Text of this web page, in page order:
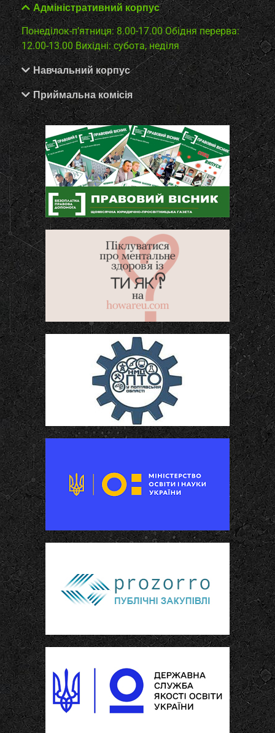
Адміністративний корпус
Понеділок-п’ятниця: 8.00-17.00 Обідня перерва:
12.00-13.00 Вихідні: субота, неділя
Навчальний корпус
Приймальна комісія